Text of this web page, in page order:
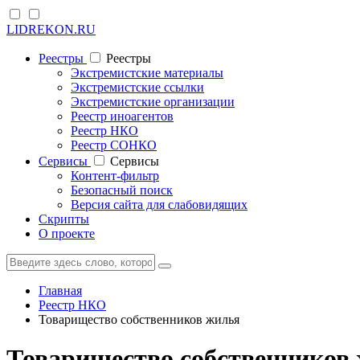
LIDREKON.RU
Реестры
Реестры
Экстремистские материалы
Экстремистские ссылки
Экстремистские организации
Реестр иноагентов
Реестр НКО
Реестр СОНКО
Cервисы
Cервисы
Контент-фильтр
Безопасный поиск
Версия сайта для слабовидящих
Скрипты
О проекте
Главная
Реестр НКО
Товарищество собственников жилья